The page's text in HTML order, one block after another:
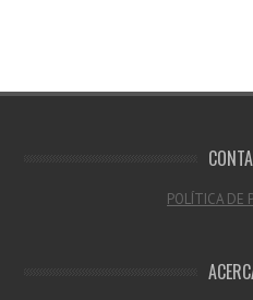
POLÍTICA DE